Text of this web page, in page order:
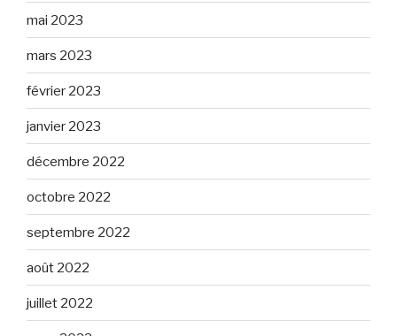
mai 2023
mars 2023
février 2023
janvier 2023
décembre 2022
octobre 2022
septembre 2022
août 2022
juillet 2022